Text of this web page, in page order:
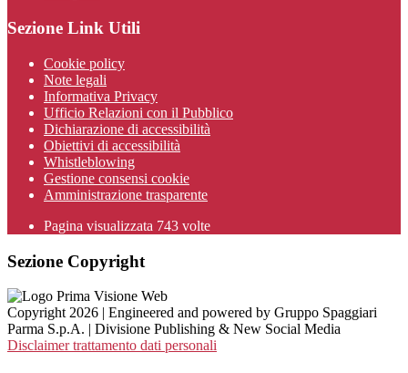
Sezione Link Utili
Cookie policy
Note legali
Informativa Privacy
Ufficio Relazioni con il Pubblico
Dichiarazione di accessibilità
Obiettivi di accessibilità
Whistleblowing
Gestione consensi cookie
Amministrazione trasparente
Pagina visualizzata 743 volte
Sezione Copyright
Copyright 2026 | Engineered and powered by Gruppo Spaggiari
Parma S.p.A. | Divisione Publishing & New Social Media
Disclaimer trattamento dati personali